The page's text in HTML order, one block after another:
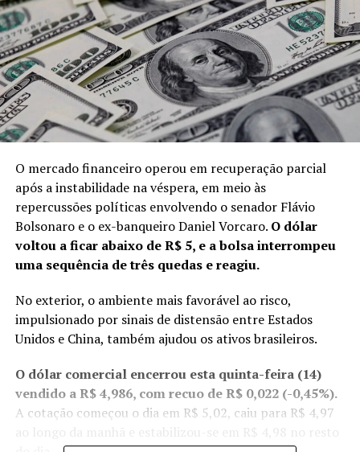
O mercado financeiro operou em recuperação parcial
após a instabilidade navéspera, em meio às
repercussões políticas envolvendo o senador Flávio
Bolsonaro e o ex-banqueiro Daniel Vorcaro. O dólar
voltou a ficar abaixo de R$ 5, e a bolsa interrompeu
uma sequência de três quedas e reagiu.
No exterior, o ambiente mais favorável ao risco,
impulsionado por sinais de distensão entre Estados
Unidos e China, também ajudou os ativos brasileiros.
O dólar comercial encerrou esta quinta-feira (14)
vendido a R$ 4,986, com recuo de R$ 0,022 (-0,45%).
A cotação começou o dia em R$ 5,02, caiu para R$ 4,97